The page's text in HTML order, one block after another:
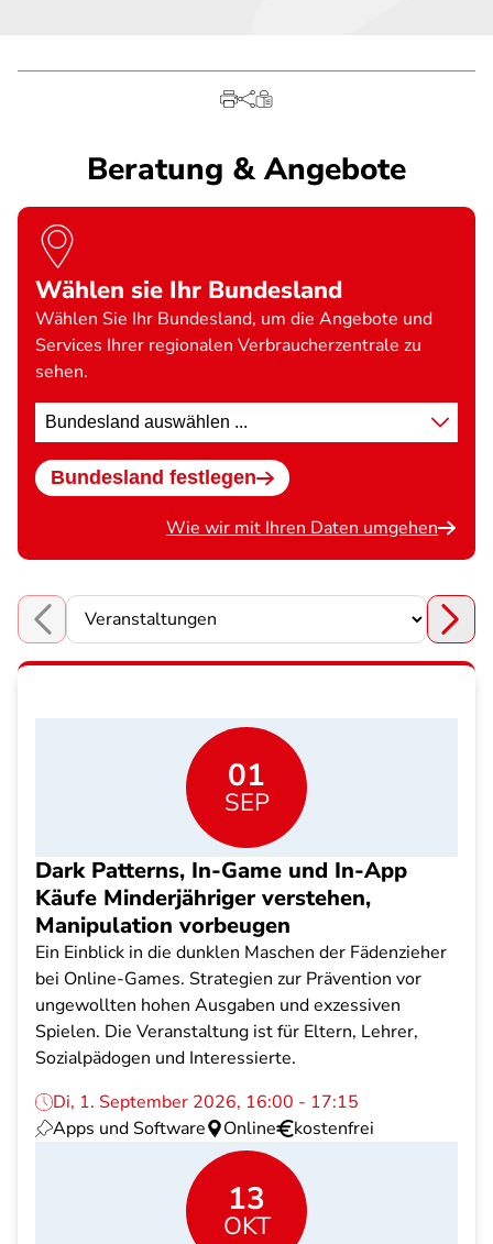
Beratung & Angebote
Wählen sie Ihr Bundesland
Wählen Sie Ihr Bundesland, um die Angebote und
Services Ihrer regionalen Verbraucherzentrale zu
sehen.
Standort
wählen
Bundesland festlegen
Wie wir mit Ihren Daten umgehen
Choose a section
01
SEP
Dark Patterns, In-Game und In-App
Käufe Minderjähriger verstehen,
Manipulation vorbeugen
Ein Einblick in die dunklen Maschen der Fädenzieher
bei Online-Games. Strategien zur Prävention vor
ungewollten hohen Ausgaben und exzessiven
Spielen. Die Veranstaltung ist für Eltern, Lehrer,
Sozialpädogen und Interessierte.
Di, 1. September 2026, 16:00 - 17:15
Apps und Software
Online kostenfrei
13
OKT